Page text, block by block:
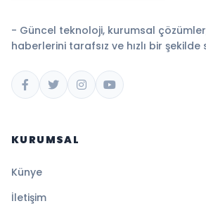
- Güncel teknoloji, kurumsal
haberlerini tarafsız ve hızlı bir şekilde
KURUMSAL
Künye
İletişim